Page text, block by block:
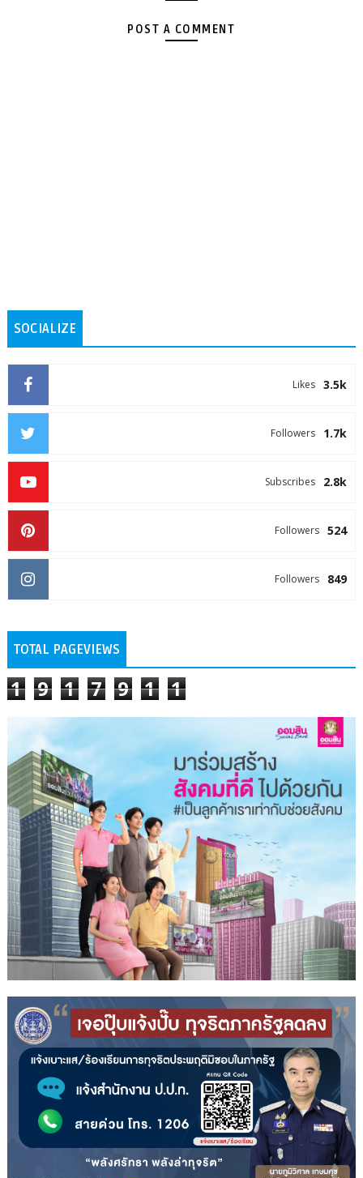
POST A COMMENT
SOCIALIZE
3.5k
Likes
1.7k
Followers
2.8k
Subscribes
524
Followers
849
Followers
TOTAL PAGEVIEWS
1 9 1 7 9 1 1